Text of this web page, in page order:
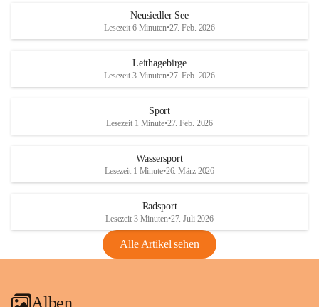
S
und den daraus folgenden wirtschaftlichen
Maßnahmen zur Bekämpfung
Rebe und der Amerikanischen
Anhang VBl. EU Nr. 18
1 Seite•1,4 MB
VBl. EU Nr. 18_2026
r
S
Neusiedler See
Lesezeit 6 Minuten•27. Feb. 2026
Leithagebirge
Lesezeit 3 Minuten•27. Feb. 2026
Sport
Lesezeit 1 Minute•27. Feb. 2026
Wassersport
Lesezeit 1 Minute•26. März 2026
Radsport
Lesezeit 3 Minuten•27. Juli 2026
Alle Artikel sehen
Alben